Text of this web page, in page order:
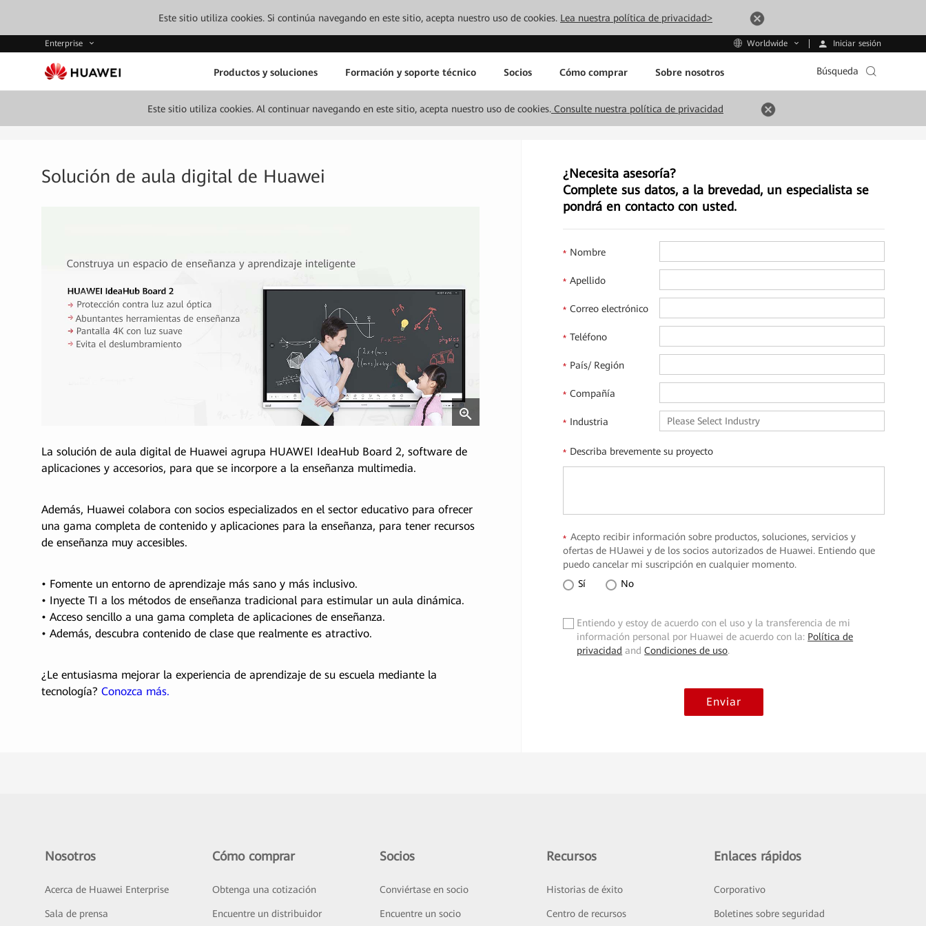
Este sitio utiliza cookies. Si continúa navegando en este sitio, acepta nuestro uso de cookies. Lea nuestra política de privacidad>
Enterprise Worldwide Iniciar sesión
Productos y soluciones Formación y soporte técnico Socios Cómo comprar Sobre nosotros Búsqueda
Este sitio utiliza cookies. Al continuar navegando en este sitio, acepta nuestro uso de cookies. Consulte nuestra política de privacidad
Solución de aula digital de Huawei
La solución de aula digital de Huawei agrupa HUAWEI IdeaHub Board 2, software de
aplicaciones y accesorios, para que se incorpore a la enseñanza multimedia.
Además, Huawei colabora con socios especializados en el sector educativo para ofrecer
una gama completa de contenido y aplicaciones para la enseñanza, para tener recursos
de enseñanza muy accesibles.
• Fomente un entorno de aprendizaje más sano y más inclusivo.
• Inyecte TI a los métodos de enseñanza tradicional para estimular un aula dinámica.
• Acceso sencillo a una gama completa de aplicaciones de enseñanza.
• Además, descubra contenido de clase que realmente es atractivo.
¿Le entusiasma mejorar la experiencia de aprendizaje de su escuela mediante la
tecnología? Conozca más.
¿Necesita asesoría?
Complete sus datos, a la brevedad, un especialista se
pondrá en contacto con usted.
* Nombre
* Apellido
* Correo electrónico
* Teléfono
* País/ Región
* Compañía
* Industria
* Describa brevemente su proyecto
* Acepto recibir información sobre productos, soluciones, servicios y
ofertas de HUawei y de los socios autorizados de Huawei. Entiendo que
puedo cancelar mi suscripción en cualquier momento.
Sí
No
Entiendo y estoy de acuerdo con el uso y la transferencia de mi
información personal por Huawei de acuerdo con la: Política de
privacidad andCondiciones de uso.
Enviar
Nosotros
Acerca de Huawei Enterprise
Sala de prensa
Cómo comprar
Obtenga una cotización
Encuentre un distribuidor
Socios
Conviértase en socio
Encuentre un socio
Recursos
Historias de éxito
Centro de recursos
Enlaces rápidos
Corporativo
Boletines sobre seguridad